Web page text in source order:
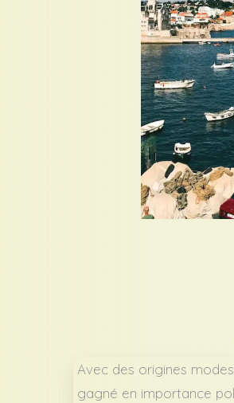
Avec des origines
gagné en importance